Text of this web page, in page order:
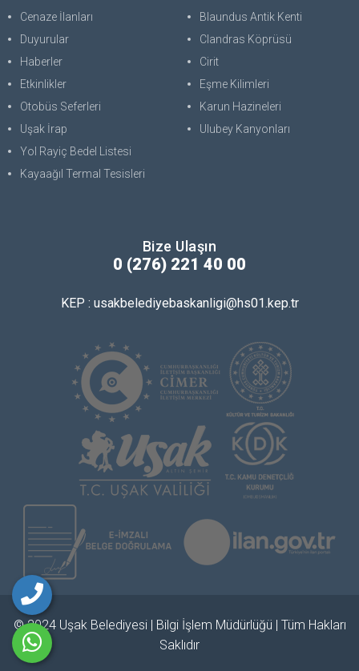
Cenaze İlanları
Duyurular
Haberler
Etkinlikler
Otobüs Seferleri
Uşak İrap
Yol Rayiç Bedel Listesi
Kayaağıl Termal Tesisleri
Blaundus Antik Kenti
Clandras Köprüsü
Cirit
Eşme Kilimleri
Karun Hazineleri
Ulubey Kanyonları
Bize Ulaşın
0 (276) 221 40 00
KEP : usakbelediyebaskanligi@hs01.kep.tr
© 2024 Uşak Belediyesi | Bilgi İşlem Müdürlüğü | Tüm Hakları
Saklıdır